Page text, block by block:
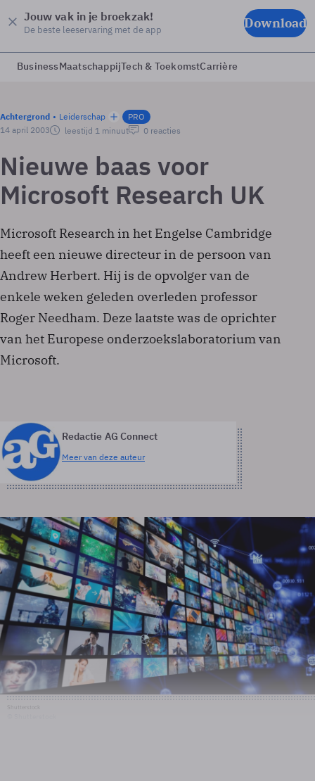
Jouw vak in je broekzak!
De beste leeservaring met de app Download
BusinessMaatschappijTech & ToekomstCarrière
Achtergrond Leiderschap
PRO
14 april 2003
leestijd 1 minuut 0 reacties
Nieuwe baas voor
Microsoft Research UK
Microsoft Research in het Engelse Cambridge
heeft een nieuwe directeur in de persoon van
Andrew Herbert. Hij is de opvolger van de
enkele weken geleden overleden professor
Roger Needham. Deze laatste was de oprichter
van het Europese onderzoekslaboratorium van
Microsoft.
Redactie AG Connect
Meer van deze auteur